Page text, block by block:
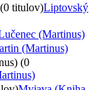
titulov)Liptovský
(Martinus)
(Martinus)
(0